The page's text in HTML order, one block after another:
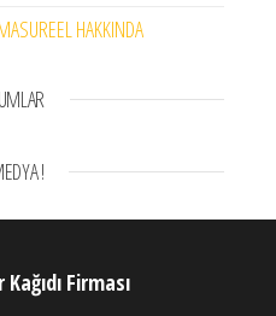
HAKKINDA
!
Firması